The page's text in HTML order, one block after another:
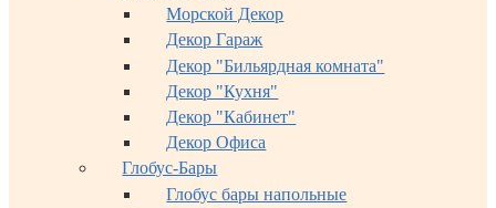
Морской Декор
Декор Гараж
Декор "Бильярдная комната"
Декор "Кухня"
Декор "Кабинет"
Декор Офиса
Глобус-Бары
Глобус бары напольные